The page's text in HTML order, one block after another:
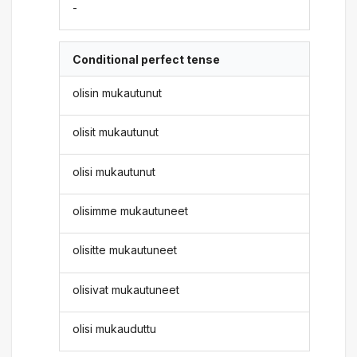
-
Conditional perfect tense
olisin mukautunut
olisit mukautunut
olisi mukautunut
olisimme mukautuneet
olisitte mukautuneet
olisivat mukautuneet
olisi mukauduttu